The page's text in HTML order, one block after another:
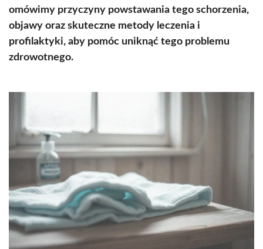
omówimy przyczyny powstawania tego schorzenia,
objawy oraz skuteczne metody leczenia i
profilaktyki, aby pomóc uniknąć tego problemu
zdrowotnego.